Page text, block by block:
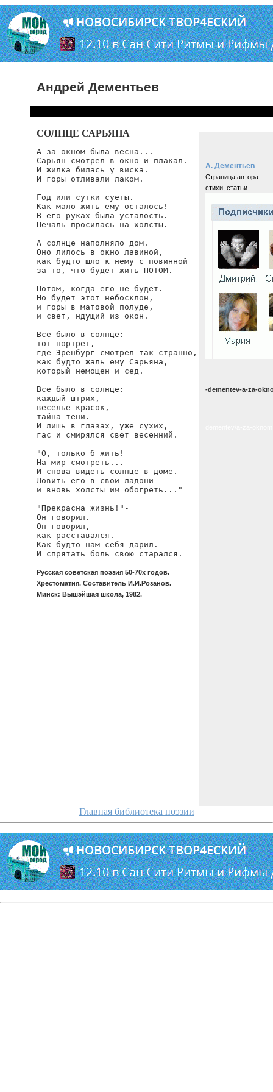
Андрей Дементьев
СОЛНЦЕ САРЬЯНА
А за окном была весна...
Сарьян смотрел в окно и плакал.
И жилка билась у виска.
И горы отливали лаком.
Год или сутки суеты.
Как мало жить ему осталось!
В его руках была усталость.
Печаль просилась на холсты.
А солнце наполняло дом.
Оно лилось в окно лавиной,
как будто шло к нему с повинной
за то, что будет жить ПОТОМ.
Потом, когда его не будет.
Но будет этот небосклон,
и горы в матовой полуде,
и свет, ндущий из окон.
Все было в солнце:
тот портрет,
где Эренбург смотрел так странно,
как будто жаль ему Сарьяна,
который немощен и сед.
Все было в солнце:
каждый штрих,
веселье красок,
тайна тени.
И лишь в глазах, уже сухих,
гас и смирялся свет весенний.
"О, только б жить!
На мир смотреть...
И снова видеть солнце в доме.
Ловить его в свои ладони
и вновь холсты им обогреть..."
"Прекрасна жизнь!"-
Он говорил.
Он говорил,
как расставался.
Как будто нам себя дарил.
И спрятать боль свою старался.
Русская советская поэзия 50-70х годов.
Хрестоматия. Составитель И.И.Розанов.
Минск: Вышэйшая школа, 1982.
А. Дементьев
Страница автора:
стихи, статьи.
-dementev-a-za-
Главная библиотека поэзии